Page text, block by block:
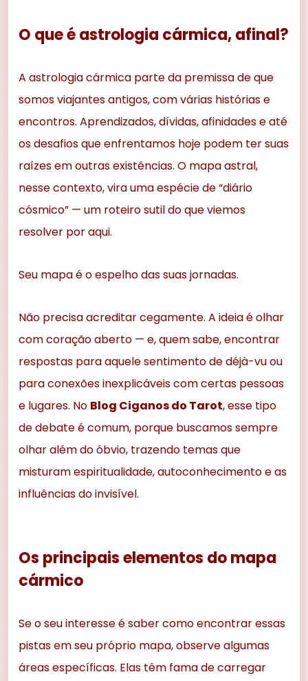
O que é astrologia cármica, afinal?
A astrologia cármica parte da premissa de que
somos viajantes antigos, com várias histórias e
encontros. Aprendizados, dívidas, afinidades e até
os desafios que enfrentamos hoje podem ter suas
raízes em outras existências. O mapa astral,
nesse contexto, vira uma espécie de “diário
cósmico” — um roteiro sutil do que viemos
resolver por aqui.
Seu mapa é o espelho das suas jornadas.
Não precisa acreditar cegamente. A ideia é olhar
com coração aberto — e, quem sabe, encontrar
respostas para aquele sentimento de déjà-vu ou
para conexões inexplicáveis com certas pessoas
e lugares. No Blog Ciganos do Tarot, esse tipo
de debate é comum, porque buscamos sempre
olhar além do óbvio, trazendo temas que
misturam espiritualidade, autoconhecimento e as
influências do invisível.
Os principais elementos do mapa
cármico
Se o seu interesse é saber como encontrar essas
pistas em seu próprio mapa, observe algumas
áreas específicas. Elas têm fama de carregar